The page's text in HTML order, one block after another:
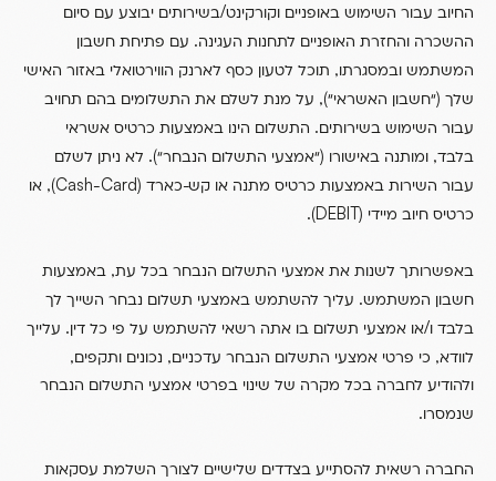
החיוב עבור השימוש באופניים וקורקינט/בשירותים יבוצע עם סיום
ההשכרה והחזרת האופניים לתחנות העגינה. עם פתיחת חשבון
המשתמש ובמסגרתו, תוכל לטעון כסף לארנק הווירטואלי באזור האישי
שלך (“חשבון האשראי“), על מנת לשלם את התשלומים בהם תחויב
עבור השימוש בשירותים. התשלום הינו באמצעות כרטיס אשראי
בלבד, ומותנה באישורו (“אמצעי התשלום הנבחר“). לא ניתן לשלם
עבור השירות באמצעות כרטיס מתנה או קש-כארד (Cash
-Card),
או
כרטיס חיוב מיידי (DEBIT).
באפשרותך לשנות את אמצעי התשלום הנבחר בכל עת, באמצעות
חשבון המשתמש. עליך להשתמש באמצעי תשלום נבחר השייך לך
בלבד ו/או אמצעי תשלום בו אתה רשאי להשתמש על פי כל דין. עלייך
לוודא, כי פרטי אמצעי התשלום הנבחר עדכניים, נכונים ותקפים,
ולהודיע לחברה בכל מקרה של שינוי בפרטי אמצעי התשלום הנבחר
שנמסרו.
החברה רשאית להסתייע בצדדים שלישיים לצורך השלמת עסקאות